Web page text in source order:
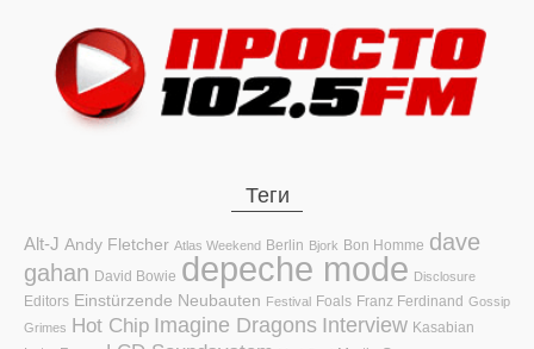
Теги
Alt-J Andy Fletcher Atlas Weekend Berlin Bjork Bon Homme dave
gahan David Bowie depeche mode Disclosure
Editors Einstürzende Neubauten Festival Foals Franz Ferdinand Gossip
Grimes Hot Chip Imagine Dragons Interview Kasabian